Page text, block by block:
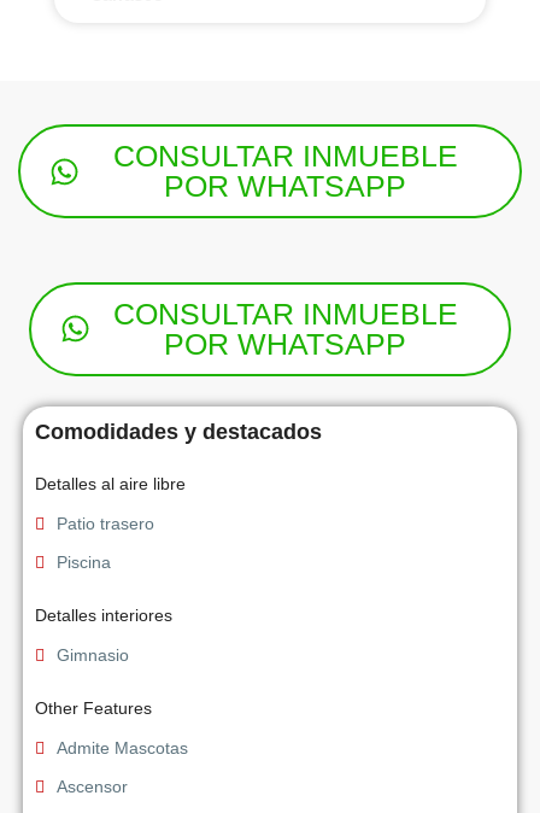
CONSULTAR INMUEBLE
POR WHATSAPP
CONSULTAR INMUEBLE
POR WHATSAPP
Comodidades y destacados
Detalles al aire libre
Patio trasero
Piscina
Detalles interiores
Gimnasio
Other Features
Admite Mascotas
Ascensor